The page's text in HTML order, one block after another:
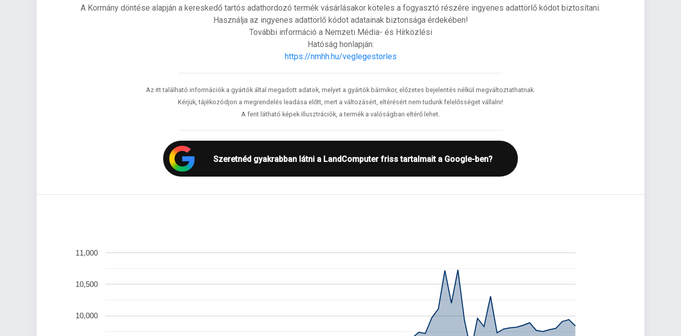
A Kormány döntése alapján a kereskedő tartós adathordozó termék vásárlásakor köteles a fogyasztó részére ingyenes adattörlő kódot biztosítani.
Használja az ingyenes adattörlő kódot adatainak biztonsága érdekében!
További információ a Nemzeti Média- és Hírközlési
Hatóság honlapján:
https://nmhh.hu/veglegestorles
Az itt található információk a gyártók által megadott adatok, melyet a gyártók bármikor, előzetes bejelentés nélkül megváltoztathatnak.
Kérjük, tájékozódjon a megrendelés leadása előtt, mert a változásért, eltérésért nem tudunk felelősséget vállalni!
A fent látható képek illusztrációk, a termék a valóságban eltérő lehet.
Szeretnéd gyakrabban látni a LandComputer friss tartalmait a Google-ben?
10,000
10,500
11,000